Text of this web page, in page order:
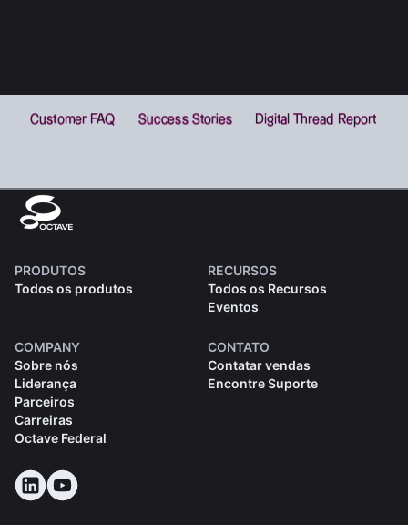
PRODUTOS
Todos os produtos
RECURSOS
Todos os Recursos
Eventos
COMPANY
Sobre nós
Liderança
Parceiros
Carreiras
Octave Federal
CONTATO
Contatar vendas
Encontre Suporte